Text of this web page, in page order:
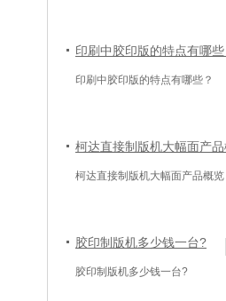
印刷中胶印版的特点有哪
印刷中胶印版的特点有哪些？
柯达直接制版机大幅面产
柯达直接制版机大幅面产品概览
胶印制版机多少钱一台?
胶印制版机多少钱一台?